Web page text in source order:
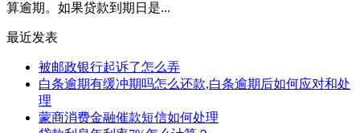
算逾期。如果贷款到期日是...
最近发表
被邮政银行起诉了怎么弄
白条逾期有缓冲期吗怎么还款,白条逾期后如何应对和处
理
蒙商消费金融催款短信如何处理